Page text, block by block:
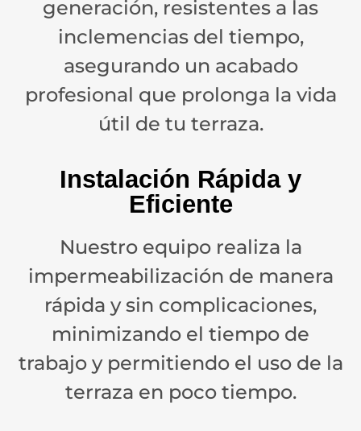
generación, resistentes a las
inclemencias del tiempo,
asegurando un acabado
profesional que prolonga la vida
útil de tu terraza.
Instalación Rápida y
Eficiente
Nuestro equipo realiza la
impermeabilización de manera
rápida y sin complicaciones,
minimizando el tiempo de
trabajo y permitiendo el uso de la
terraza en poco tiempo.